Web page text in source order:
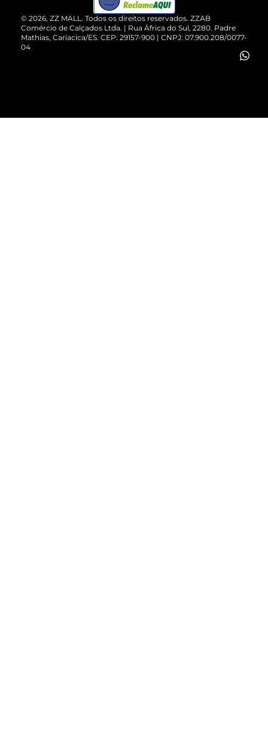
Cartão Presente
Vendas Corporativas
© 2026, ZZ MALL. Todos os direitos reservados. ZZAB
Comércio de Calçados Ltda. | Rua África do Sul, 2280. Padre
Mathias, Cariacica/ES. CEP: 29157-900 | CNPJ: 07.900.208/0077-
04